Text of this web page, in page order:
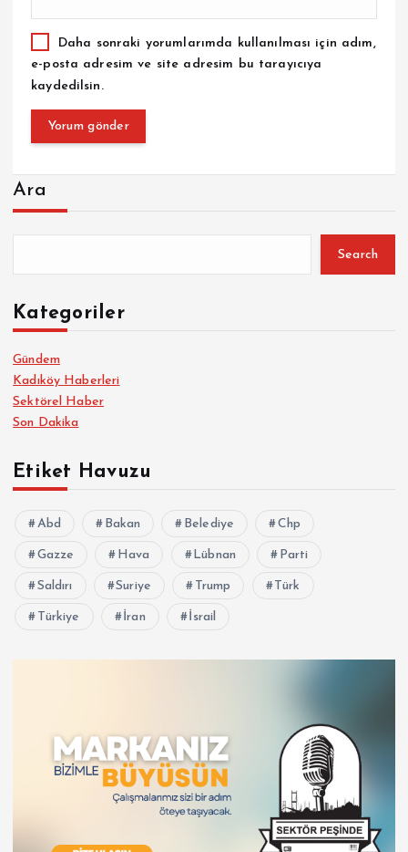
Daha sonraki yorumlarımda kullanılması için adım,
e-posta adresim ve site adresim bu tarayıcıya
kaydedilsin.
Ara
Search
Kategoriler
Gündem
Kadıköy Haberleri
Sektörel Haber
Son Dakika
Etiket Havuzu
Abd Bakan Belediye Chp
Gazze Hava Lübnan Parti
Saldırı Suriye Trump Türk
Türkiye İran İsrail